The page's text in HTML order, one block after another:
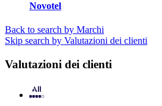
Novotel
Back to search by Marchi
Skip search by Valutazioni dei clienti
Valutazioni dei clienti